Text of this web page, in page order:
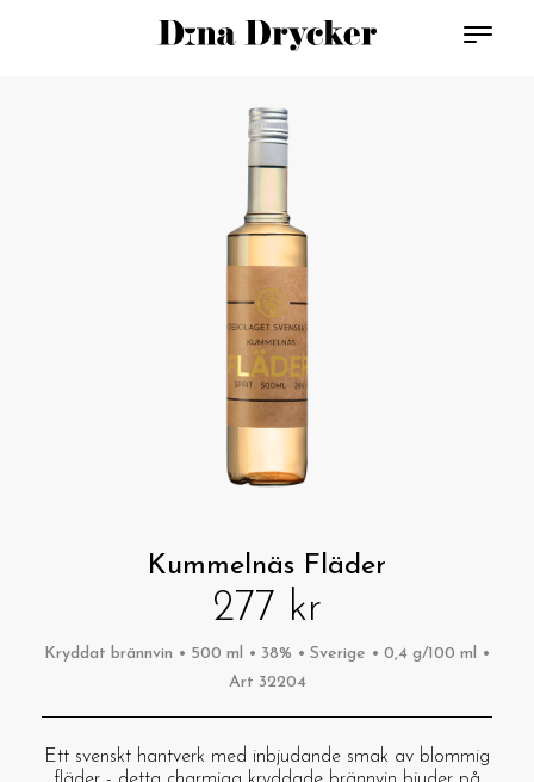
Kummelnäs Fläder
277 kr
Kryddat brännvin • 500 ml • 38% • Sverige • 0,4 g/100 ml •
Art 32204
Ett svenskt hantverk med inbjudande smak av blommig